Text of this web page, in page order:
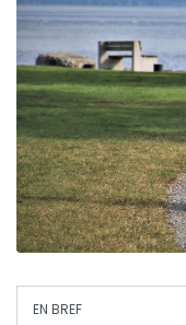
EN BREF